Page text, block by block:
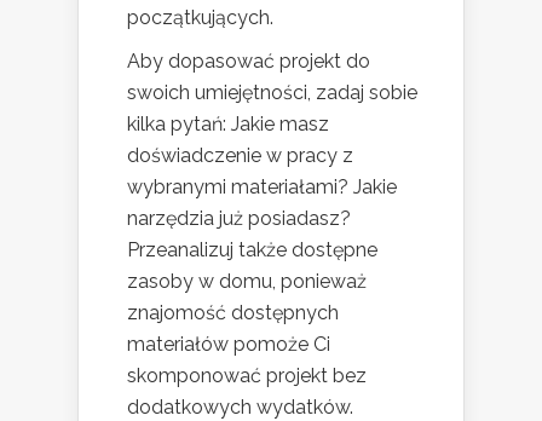
początkujących.
Aby dopasować projekt do
swoich umiejętności, zadaj sobie
kilka pytań: Jakie masz
doświadczenie w pracy z
wybranymi materiałami? Jakie
narzędzia już posiadasz?
Przeanalizuj także dostępne
zasoby w domu, ponieważ
znajomość dostępnych
materiałów pomoże Ci
skomponować projekt bez
dodatkowych wydatków.